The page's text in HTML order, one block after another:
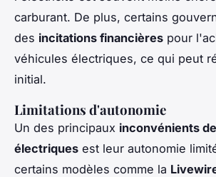
carburant. De plus, certains
des incitations financières pour
véhicules électriques, ce qui peut
initial.
Limitations d'autonomie
Un des principaux inconvénients
électriques est leur autonomie
certains modèles comme la